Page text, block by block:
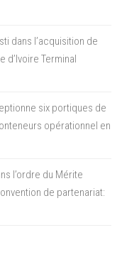
dans l’acquisition de
d’Ivoire Terminal
six portiques de
opérationnel en
l’ordre du Mérite
de partenariat: